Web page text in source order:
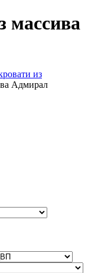
массива
из
Адмирал